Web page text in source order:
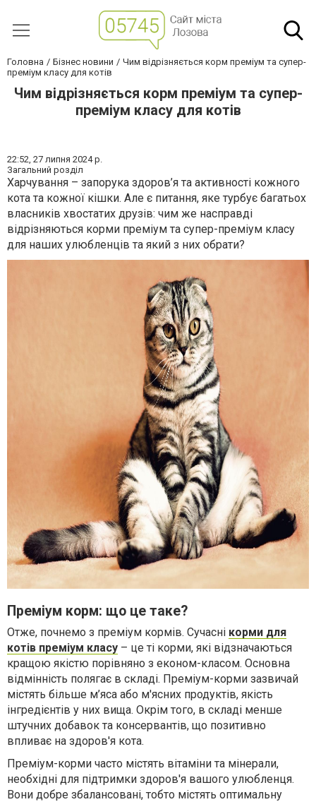
Головна Бізнес новини
Чим відрізняється корм преміум та супер-
преміум класу для котів
Чим відрізняється корм преміум та супер-
преміум класу для котів
22:52, 27 липня 2024 р.
Загальний розділ
Харчування – запорука здоров’я та активності кожного
кота та кожної кішки. Але є питання, яке турбує багатьох
власників хвостатих друзів: чим же насправді
відрізняються корми преміум та супер-преміум класу
для наших улюбленців та який з них обрати?
Преміум корм: що це таке?
Отже, почнемо з преміум кормів. Сучасні корми для
котів преміум класу – це ті корми, які відзначаються
кращою якістю порівняно з економ-класом. Основна
відмінність полягає в складі. Преміум-корми зазвичай
містять більше м’яса або м'ясних продуктів, якість
інгредієнтів у них вища. Окрім того, в складі менше
штучних добавок та консервантів, що позитивно
впливає на здоров'я кота.
Преміум-корми часто містять вітаміни та мінерали,
необхідні для підтримки здоров'я вашого улюбленця.
Вони добре збалансовані, тобто містять оптимальну